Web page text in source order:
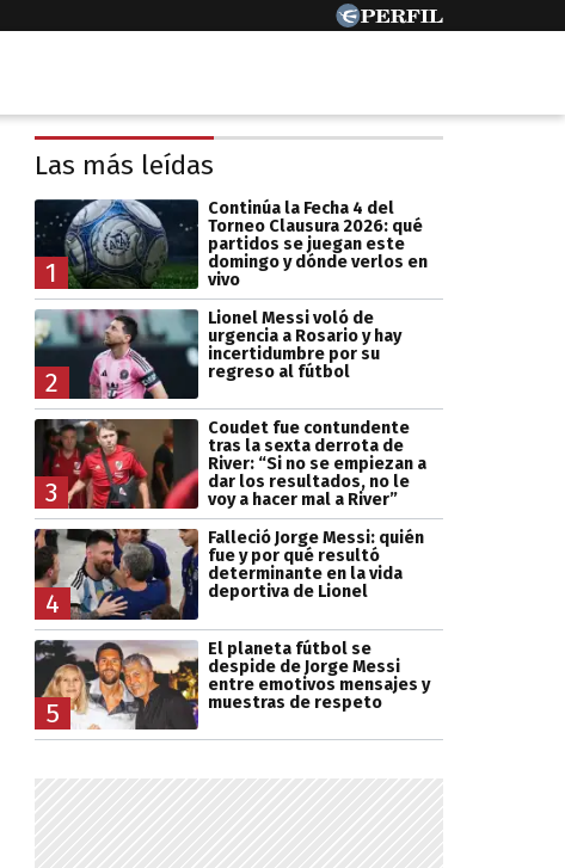
Las más leídas
1
Continúa la Fecha 4 del
Torneo Clausura 2026: qué
partidos se juegan este
domingo y dónde verlos en
vivo
2
Lionel Messi voló de
urgencia a Rosario y hay
incertidumbre por su
regreso al fútbol
3
Coudet fue contundente
tras la sexta derrota de
River: “Si no se empiezan a
dar los resultados, no le
voy a hacer mal a River”
4
Falleció Jorge Messi: quién
fue y por qué resultó
determinante en la vida
deportiva de Lionel
5
El planeta fútbol se
despide de Jorge Messi
entre emotivos mensajes y
muestras de respeto